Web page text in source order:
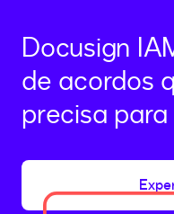
Docusign
de acordos
precisa